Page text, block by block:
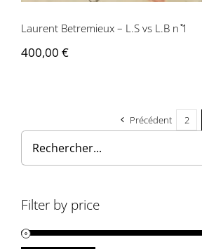
Laurent Betremieux – L.S vs L.B n ̊1
400,00 €
Précédent 2
Filter by price